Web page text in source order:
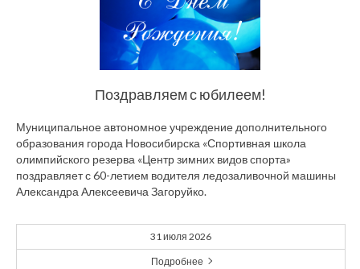
Поздравляем с юбилеем!
Муниципальное автономное учреждение дополнительного
образования города Новосибирска «Спортивная школа
олимпийского резерва «Центр зимних видов спорта»
поздравляет с 60-летием водителя ледозаливочной машины
Александра Алексеевича Загоруйко.
31 июля 2026
Подробнее